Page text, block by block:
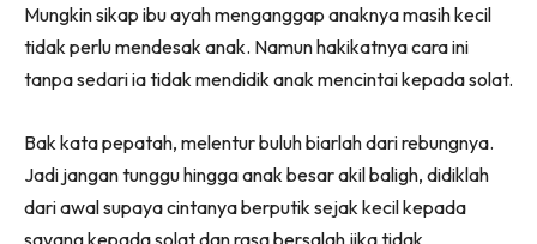
Mungkin sikap ibu ayah menganggap anaknya masih kecil
tidak perlu mendesak anak. Namun hakikatnya cara ini
tanpa sedari ia tidak mendidik anak mencintai kepada solat.
Bak kata pepatah, melentur buluh biarlah dari rebungnya.
Jadi jangan tunggu hingga anak besar akil baligh, didiklah
dari awal supaya cintanya berputik sejak kecil kepada
sayang kepada solat dan rasa bersalah jika tidak